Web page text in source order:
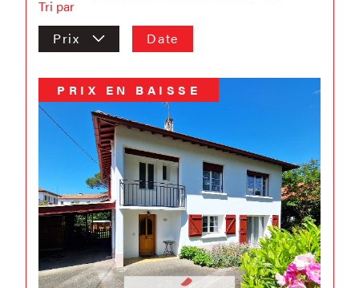
Tri par
Prix
Date
PRIX EN BAISSE